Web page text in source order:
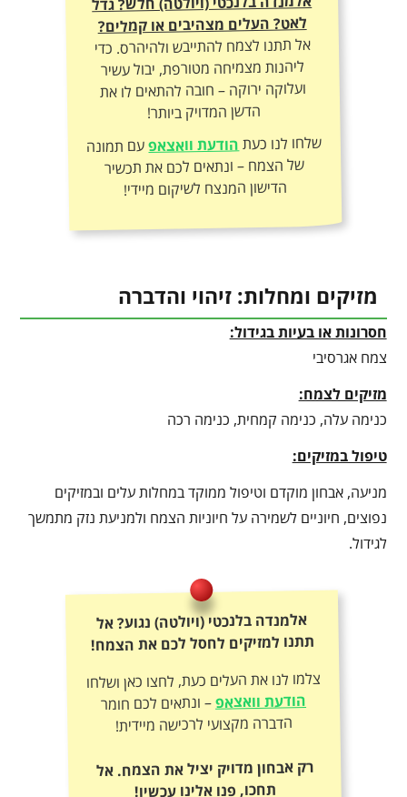
לאט? העלים מצהיבים או קמלים?
אל תתנו לצמח להתייבש ולהיהרס. כדי
ליהנות מצמיחה מטורפת, יבול עשיר
ועלוקה ירוקה – חובה להתאים לו את
הדשן המדויק ביותר!
שלחו לנו כעתהודעת וואצאפעם תמונה
של הצמח – ונתאים לכם את תכשיר
הדישון המנצח לשיקום מיידי!
מזיקים ומחלות: זיהוי והדברה
חסרונות או בעיות בגידול:
צמח אגרסיבי
מזיקים לצמח:
כנימה עלה, כנימה קמחית, כנימה רכה
טיפול במזיקים:
מניעה, אבחון מוקדם וטיפול ממוקד במחלות עלים ובמזיקים
נפוצים, חיוניים לשמירה על חיוניות הצמח ולמניעת נזק מתמשך
לגידול.
אלמנדה בלנכטי (ויולטה) נגוע? אל
תתנו למזיקים לחסל לכם את הצמח!
צלמו לנו את העלים כעת, לחצו כאן ושלחו
הודעת וואצאפ– ונתאים לכם חומר
הדברה מקצועי לרכישה מיידית!
רק אבחון מדויק יציל את הצמח. אל
תחכו, פנו אלינו עכשיו!